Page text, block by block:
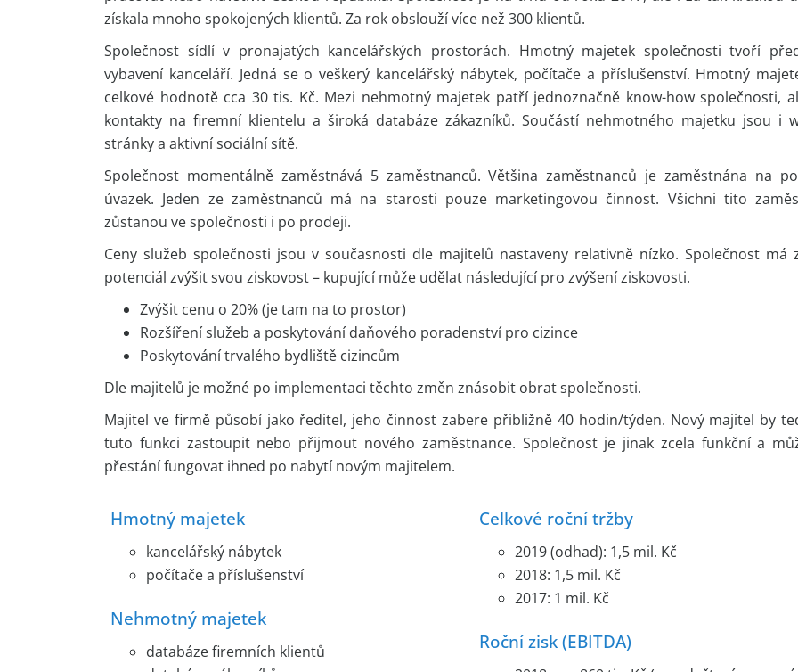
získala mnoho spokojených klientů. Za rok obslouží více než 300 klientů.
Společnost sídlí v pronajatých kancelářských prostorách. Hmotný majetek společnosti tvoří
vybavení kanceláří. Jedná se o veškerý kancelářský nábytek, počítače a příslušenství. Hmotný
celkové hodnotě cca 30 tis. Kč. Mezi nehmotný majetek patří jednoznačně know-how společnosti,
kontakty na firemní klientelu a široká databáze zákazníků. Součástí nehmotného majetku jsou i
stránky a aktivní sociální sítě.
Společnost momentálně zaměstnává 5 zaměstnanců. Většina zaměstnanců je zaměstnána na
úvazek. Jeden ze zaměstnanců má na starosti pouze marketingovou činnost. Všichni tito
zůstanou ve společnosti i po prodeji.
Ceny služeb společnosti jsou v současnosti dle majitelů nastaveny relativně nízko. Společnost má
potenciál zvýšit svou ziskovost – kupující může udělat následující pro zvýšení ziskovosti.
Zvýšit cenu o 20% (je tam na to prostor)
Rozšíření služeb a poskytování daňového poradenství pro cizince
Poskytování trvalého bydliště cizincům
Dle majitelů je možné po implementaci těchto změn znásobit obrat společnosti.
Majitel ve firmě působí jako ředitel, jeho činnost zabere přibližně 40 hodin/týden. Nový majitel by
tuto funkci zastoupit nebo přijmout nového zaměstnance. Společnost je jinak zcela funkční a
přestání fungovat ihned po nabytí novým majitelem.
Hmotný majetek
kancelářský nábytek
počítače a příslušenství
Nehmotný majetek
databáze firemních klientů
Celkové roční tržby
2019 (odhad): 1,5 mil. Kč
2018: 1,5 mil. Kč
2017: 1 mil. Kč
Roční zisk (EBITDA)